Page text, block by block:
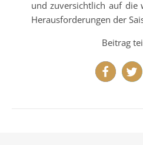
und zuversichtlich auf die
Herausforderungen der
Beitrag